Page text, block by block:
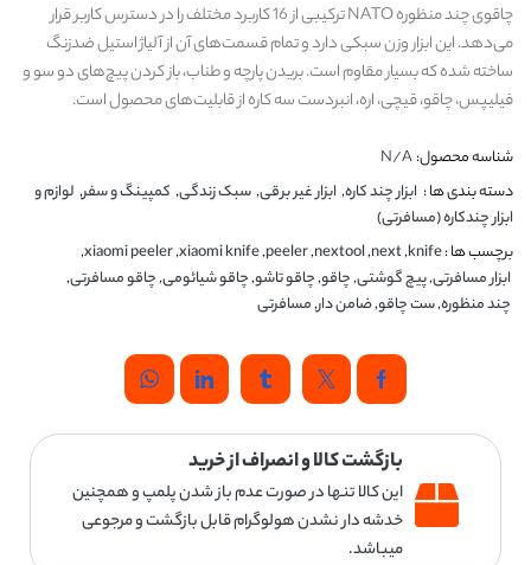
چاقوی چند منظوره NATO ترکیبی از 16 کاربرد مختلف را در دسترس کاربر قرار
می‌دهد. این ابزار وزن سبکی دارد و تمام قسمت‌های آن از آلیاژ استیل ضدزنگ
ساخته شده که بسیار مقاوم است. بریدن پارچه و طناب، باز کردن پیچ‌های دو سو و
فیلیپس، چاقو، قیچی، اره، انبردست سه کاره از قابلیت‌های محصول است.
شناسه محصول:N/A
دسته بندی ها : ابزار چند کاره, ابزار غیر برقی,سبک زندگی, کمپینگ و سفر, لوازم و
ابزار چندکاره (مسافرتی)
برچسب ها :knife
,
next
,
nextool
,
peeler
,
xiaomi knife
,
xiaomi peeler
,
ابزار مسافرتی,پیچ گوشتی,چاقو,چاقو تاشو,چاقو شیائومی,چاقو مسافرتی,
چند منظوره,ست چاقو,ضامن دار,مسافرتی
بازگشت کالا و انصراف از خرید
این کالا تنها در صورت عدم باز شدن پلمپ و همچنین
خدشه دار نشدن هولوگرام قابل بازگشت و مرجوعی
میباشد.